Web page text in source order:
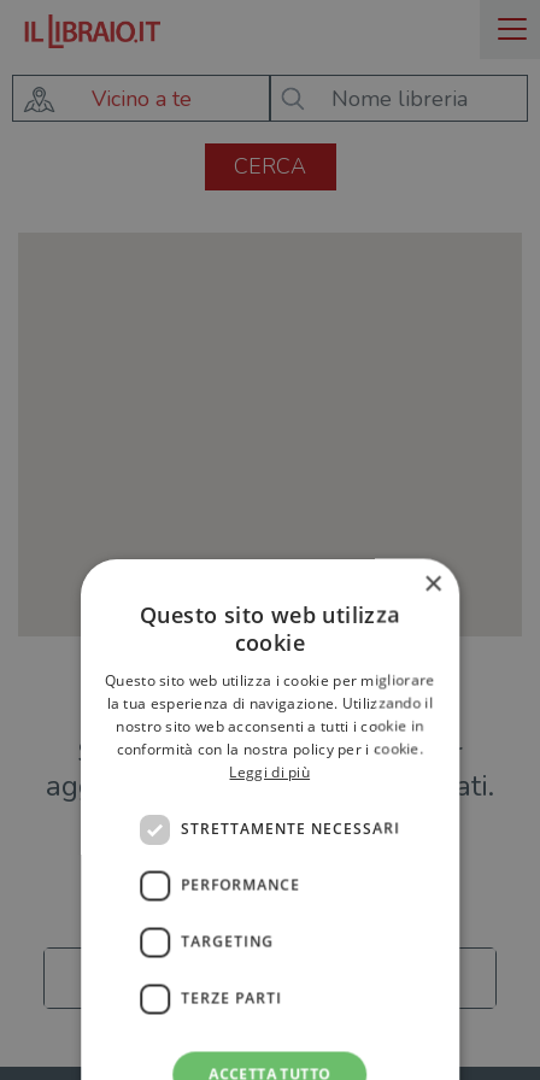
Vicino a te
Hai una libreria?
Scrivici a
per
aggiungere o modificare i tuoi dati.
Librerie
×
Questo sito web utilizza
cookie
Questo sito web utilizza i cookie per migliorare
la tua esperienza di navigazione. Utilizzando il
nostro sito web acconsenti a tutti i cookie in
conformità con la nostra policy per i cookie.
Leggi di più
STRETTAMENTE NECESSARI
PERFORMANCE
TARGETING
TERZE PARTI
ACCETTA TUTTO